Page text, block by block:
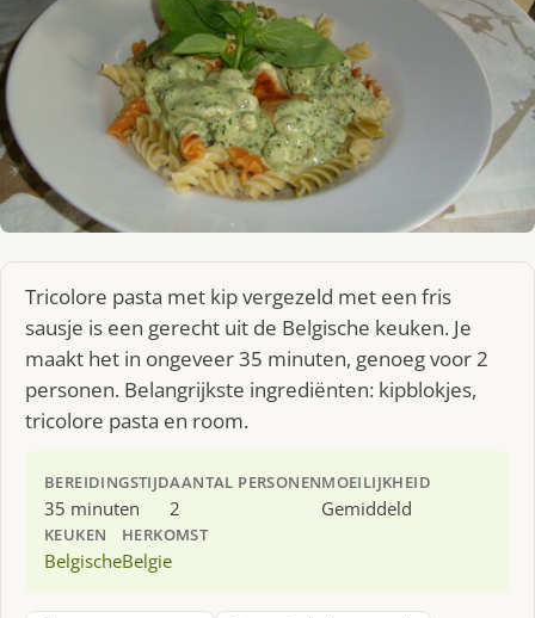
Tricolore pasta met kip vergezeld met een fris
sausje is een gerecht uit de Belgische keuken. Je
maakt het in ongeveer 35 minuten, genoeg voor 2
personen. Belangrijkste ingrediënten: kipblokjes,
tricolore pasta en room.
BEREIDINGSTIJD
35 minuten
AANTAL PERSONEN
2
MOEILIJKHEID
Gemiddeld
KEUKEN
Belgische
HERKOMST
Belgie